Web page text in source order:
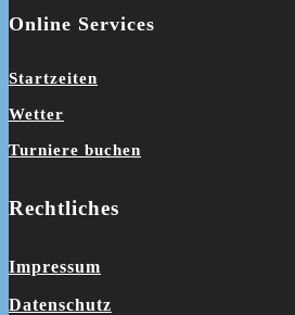
Online Services
Startzeiten
Wetter
Turniere buchen
Rechtliches
Impressum
Datenschutz